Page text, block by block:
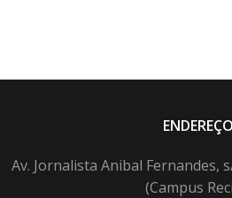
ENDEREÇO
Av. Jornalista Anibal Fernandes,
(Campus